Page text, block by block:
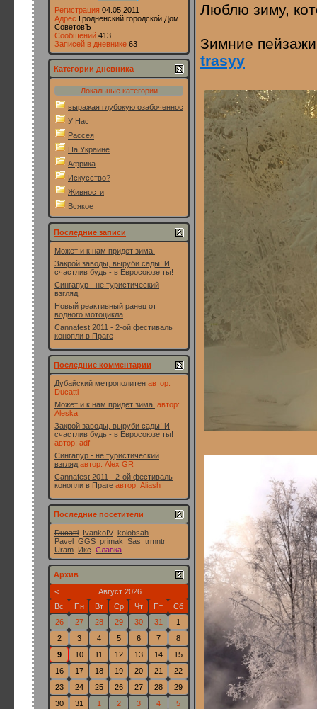
Люблю зиму,
Зимние
trasyy
Регистрация 04.05.2011
Адрес Гродненский городской Дом
СоветовЪ
Сообщений 413
Записей в дневнике 63
Категории дневника
Локальные категории
выражая глубокую озабоченность
У Нас
Рассея
На Украине
Африка
Искусство?
Живности
Всякое
Последние записи
Может и к нам придет зима.
Закрой заводы, выруби сады! И
счастлив будь - в Евросоюзе ты!
Сингапур - не туристический
взгляд
Новый реактивный ранец от
водного мотоцикла
Cannafest 2011 - 2-ой фестиваль
конопли в Праге
Последние комментарии
Дубайский метрополитен автор:
Ducatti
Может и к нам придет зима. автор:
Aleska
Закрой заводы, выруби сады! И
счастлив будь - в Евросоюзе ты!
автор: adf
Сингапур - не туристический
взгляд автор: Alex GR
Cannafest 2011 - 2-ой фестиваль
конопли в Праге автор: Aliash
Последние посетители
Ducatti IvankoIV kolobsah
Pavel_GGS primak Sas trmntr
Uram Икс Славка
Архив
<
Август 2026
Вс
Пн Вт Ср Чт Пт
Сб
26
27 28 29 30 31
1
2
3 4 5 6 7
8
9
10 11 12 13 14
15
16
17 18 19 20 21
22
23
24 25 26 27 28
29
30
31 1 2 3 4 5